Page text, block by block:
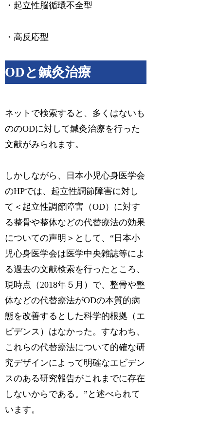
・起立性脳循環不全型
・高反応型
ODと鍼灸治療
ネットで検索すると、多くはないも
ののODに対して鍼灸治療を行った
文献がみられます。
しかしながら、日本小児心身医学会
のHPでは、起立性調節障害に対し
て＜起立性調節障害（OD）に対す
る整骨や整体などの代替療法の効果
についての声明＞として、“日本小
児心身医学会は医学中央雑誌等によ
る過去の文献検索を行ったところ、
現時点（2018年５月）で、整骨や整
体などの代替療法がODの本質的病
態を改善するとした科学的根拠（エ
ビデンス）はなかった。すなわち、
これらの代替療法について的確な研
究デザインによって明確なエビデン
スのある研究報告がこれまでに存在
しないからである。”と述べられて
います。